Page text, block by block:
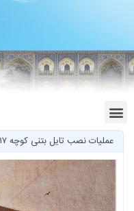
عملیات نصب تایل بتنی کوچه ۱۷شهریور۱۴/۴